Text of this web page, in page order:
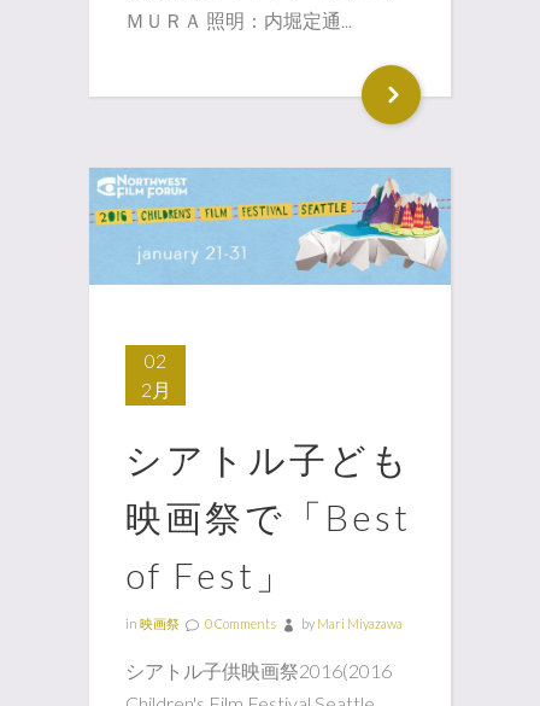
ＭＵＲＡ 照明：内堀定通...
02
2月
シアトル子ども
映画祭で「Best
of Fest」
in 映画祭 0 Comments by Mari Miyazawa
シアトル子供映画祭2016(2016